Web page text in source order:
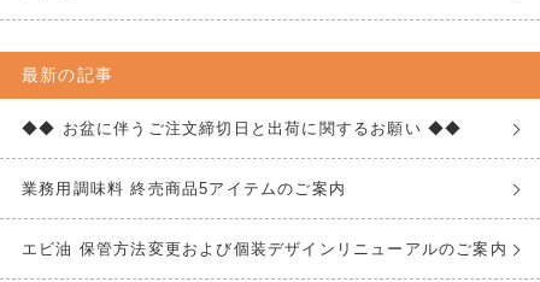
最新の記事
◆◆ お盆に伴うご注文締切日と出荷に関するお願い ◆◆
業務用調味料 終売商品5アイテムのご案内
エビ油 保管方法変更および個装デザインリニューアルのご案内